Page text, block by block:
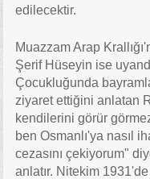
edilecektir.
Muazzam Arap
Şerif Hüseyin ise
Çocukluğunda
ziyaret ettiğini anlatan
kendilerini görür görmez
ben Osmanlı'ya nasıl
cezasını çekiyorum"
anlatır. Nitekim